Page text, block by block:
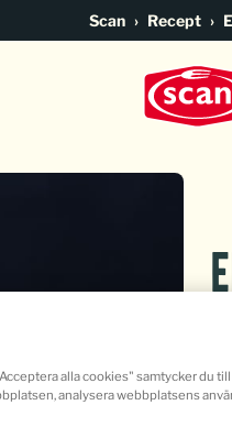
Scan Recept
alla cookies" samtycker du
analysera webbplatsens